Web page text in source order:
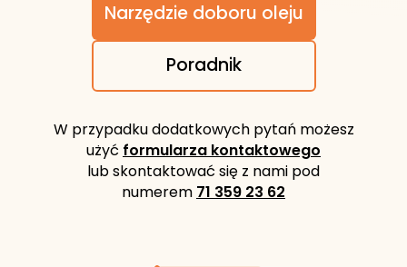
Narzędzie doboru oleju
Poradnik
W przypadku dodatkowych pytań możesz
użyć formularza kontaktowego
lub skontaktować się z nami pod
numerem 71 359 23 62